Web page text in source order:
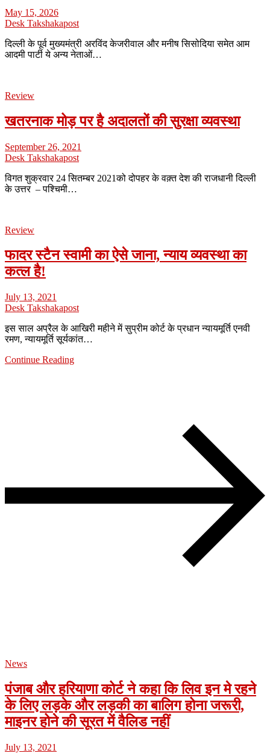
May 15, 2026
Desk Takshakapost
दिल्ली के पूर्व मुख्यमंत्री अरविंद केजरीवाल और मनीष सिसोदिया समेत आम
आदमी पार्टी ये अन्य नेताओं…
Review
खतरनाक मोड़ पर है अदालतों की सुरक्षा व्यवस्था
September 26, 2021
Desk Takshakapost
विगत शुक्रवार 24 सितम्बर 2021को दोपहर के वक़्त देश की राजधानी दिल्ली
के उत्तर – पश्चिमी…
Review
फादर स्टैन स्वामी का ऐसे जाना, न्याय व्यवस्था का
कत्ल है!
July 13, 2021
Desk Takshakapost
इस साल अप्रैल के आखिरी महीने में सुप्रीम कोर्ट के प्रधान न्यायमूर्ति एनवी
रमण, न्यायमूर्ति सूर्यकांत…
Continue Reading
News
पंजाब और हरियाणा कोर्ट ने कहा कि लिव इन मे रहने
के लिए लड़के और लड़की का बालिग होना जरूरी,
माइनर होने की सूरत में वैलिड नहीं
July 13, 2021